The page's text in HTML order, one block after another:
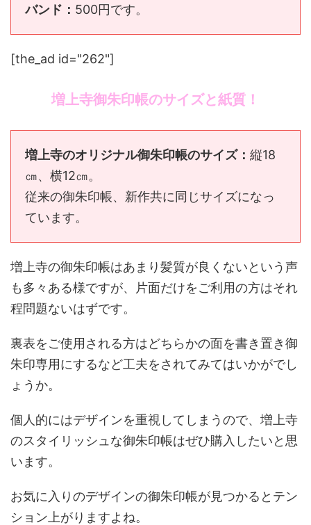
バンド： 500円です。
[the_ad id="262"]
増上寺御朱印帳のサイズと紙質！
増上寺のオリジナル御朱印帳のサイズ： 縦18
㎝、横12㎝。
従来の御朱印帳、新作共に同じサイズになっ
ています。
増上寺の御朱印帳はあまり髪質が良くないという声
も多々ある様ですが、片面だけをご利用の方はそれ
程問題ないはずです。
裏表をご使用される方はどちらかの面を書き置き御
朱印専用にするなど工夫をされてみてはいかがでし
ょうか。
個人的にはデザインを重視してしまうので、増上寺
のスタイリッシュな御朱印帳はぜひ購入したいと思
います。
お気に入りのデザインの御朱印帳が見つかるとテン
ション上がりますよね。